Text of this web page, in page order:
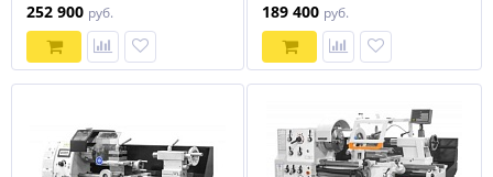
252 900 руб. 189 400 руб.